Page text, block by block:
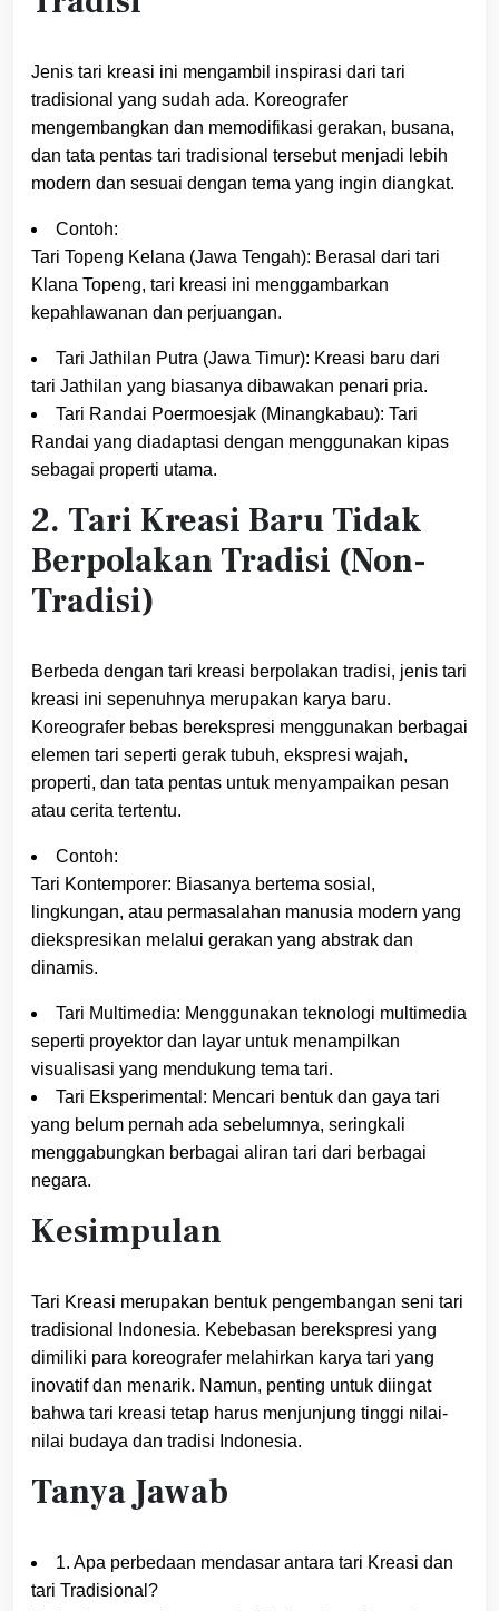
Jenis tari kreasi ini mengambil inspirasi dari tari
tradisional yang sudah ada. Koreografer
mengembangkan dan memodifikasi gerakan, busana,
dan tata pentas tari tradisional tersebut menjadi lebih
modern dan sesuai dengan tema yang ingin diangkat.
Contoh:
Tari Topeng Kelana (Jawa Tengah): Berasal dari tari
Klana Topeng, tari kreasi ini menggambarkan
kepahlawanan dan perjuangan.
Tari Jathilan Putra (Jawa Timur): Kreasi baru dari
tari Jathilan yang biasanya dibawakan penari pria.
Tari Randai Poermoesjak (Minangkabau): Tari
Randai yang diadaptasi dengan menggunakan kipas
sebagai properti utama.
2. Tari Kreasi Baru Tidak
Berpolakan Tradisi (Non-
Tradisi)
Berbeda dengan tari kreasi berpolakan tradisi, jenis tari
kreasi ini sepenuhnya merupakan karya baru.
Koreografer bebas berekspresi menggunakan berbagai
elemen tari seperti gerak tubuh, ekspresi wajah,
properti, dan tata pentas untuk menyampaikan pesan
atau cerita tertentu.
Contoh:
Tari Kontemporer: Biasanya bertema sosial,
lingkungan, atau permasalahan manusia modern yang
diekspresikan melalui gerakan yang abstrak dan
dinamis.
Tari Multimedia: Menggunakan teknologi multimedia
seperti proyektor dan layar untuk menampilkan
visualisasi yang mendukung tema tari.
Tari Eksperimental: Mencari bentuk dan gaya tari
yang belum pernah ada sebelumnya, seringkali
menggabungkan berbagai aliran tari dari berbagai
negara.
Kesimpulan
Tari Kreasi merupakan bentuk pengembangan seni tari
tradisional Indonesia. Kebebasan berekspresi yang
dimiliki para koreografer melahirkan karya tari yang
inovatif dan menarik. Namun, penting untuk diingat
bahwa tari kreasi tetap harus menjunjung tinggi nilai-
nilai budaya dan tradisi Indonesia.
Tanya Jawab
1. Apa perbedaan mendasar antara tari Kreasi dan
tari Tradisional?